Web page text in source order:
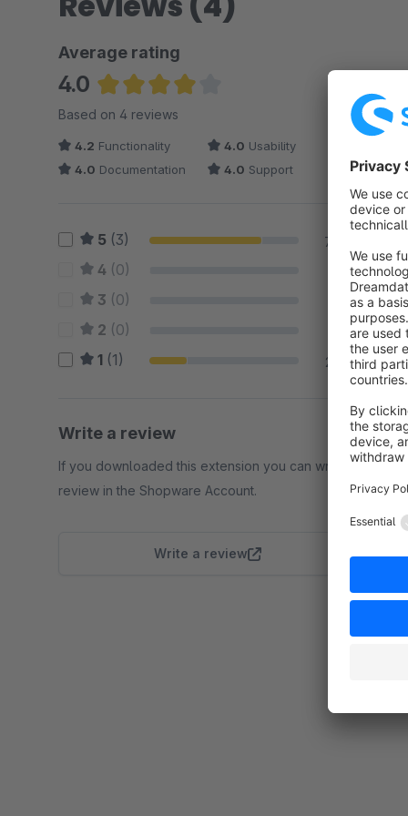
Average rating
4.0
Average rating of 4 out of 5 stars
Based on 4 reviews
4.2 Functionality 4.0 Usability
4.0 Documentation 4.0 Support
5 (3) 75 %
4 (0) 0 %
3 (0) 0 %
2 (0) 0 %
1 (1) 25 %
Write a review
If you downloaded this extension you can write a
review in the Shopware Account.
Write a review